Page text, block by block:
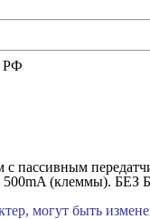
РФ
с пассивным
(клеммы). БЕЗ
могут быть